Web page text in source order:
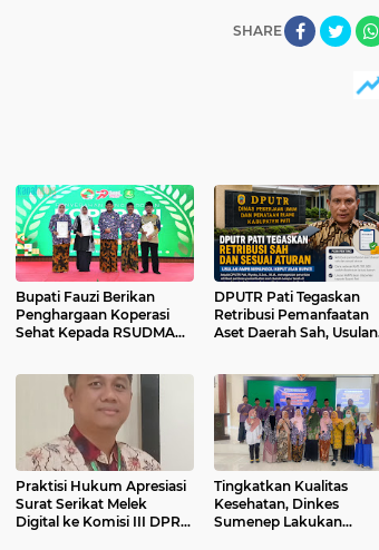
SHARE
Bupati Fauzi Berikan
Penghargaan Koperasi
Sehat Kepada RSUDMA
DPUTR Pati Tegaskan
Retribusi Pemanfaatan
Aset Daerah Sah, Usulan
Praktisi Hukum Apresiasi
Surat Serikat Melek
Digital ke Komisi III DPR
Tingkatkan Kualitas
Kesehatan, Dinkes
Sumenep Lakukan